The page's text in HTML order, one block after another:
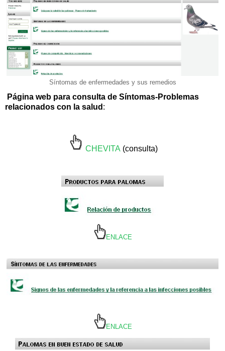
Síntomas de enfermedades y sus remedios
Página web para consulta de Síntomas-Problemas
relacionados con la salud :
CHEVITA (consulta)
ENLACE
ENLACE